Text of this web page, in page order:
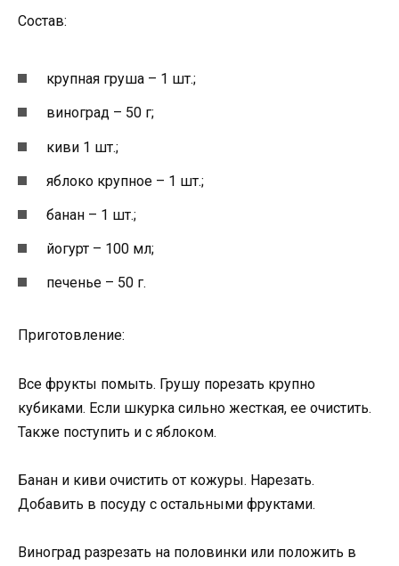
Состав:
крупная груша – 1 шт.;
виноград – 50 г;
киви 1 шт.;
яблоко крупное – 1 шт.;
банан – 1 шт.;
йогурт – 100 мл;
печенье – 50 г.
Приготовление:
Все фрукты помыть. Грушу порезать крупно
кубиками. Если шкурка сильно жесткая, ее очистить.
Также поступить и с яблоком.
Банан и киви очистить от кожуры. Нарезать.
Добавить в посуду с остальными фруктами.
Виноград разрезать на половинки или положить в